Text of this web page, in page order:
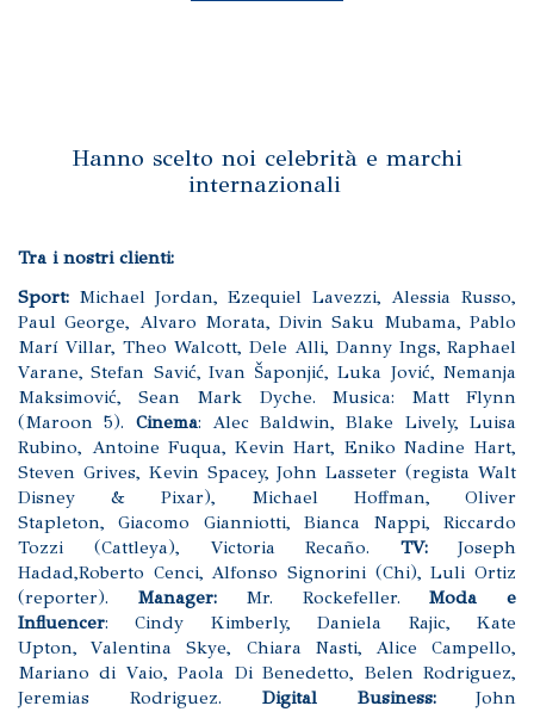
Hanno scelto noi celebrità e marchi
internazionali
Tra i nostri clienti:
Sport: Michael Jordan, Ezequiel Lavezzi, Alessia Russo,
Paul George, Alvaro Morata, Divin Saku Mubama, Pablo
Marí Villar, Theo Walcott, Dele Alli, Danny Ings, Raphael
Varane, Stefan Savić, Ivan Šaponjić, Luka Jović, Nemanja
Maksimović, Sean Mark Dyche. Musica: Matt Flynn
(Maroon 5). Cinema: Alec Baldwin, Blake Lively, Luisa
Rubino, Antoine Fuqua, Kevin Hart, Eniko Nadine Hart,
Steven Grives, Kevin Spacey, John Lasseter (regista Walt
Disney & Pixar), Michael Hoffman, Oliver
Stapleton, Giacomo Gianniotti, Bianca Nappi, Riccardo
Tozzi (Cattleya), Victoria Recaño.TV: Joseph
Hadad,Roberto Cenci, Alfonso Signorini (Chi), Luli Ortiz
(reporter). Manager:Mr. Rockefeller. Moda e
Influencer: Cindy Kimberly, Daniela Rajic, Kate
Upton, Valentina Skye, Chiara Nasti, Alice Campello,
Mariano di Vaio, Paola Di Benedetto, Belen Rodriguez,
Jeremias Rodriguez. Digital Business:John